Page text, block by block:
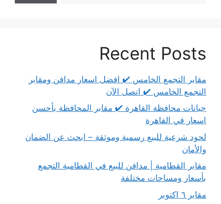
Recent Posts
مقابر التجمع الخامس ✔️ افضل اسعار مدافن ومقابر
التجمع الخامس ✔️ اتصل الآن
جبانات محافظة القاهرة ✔️ مقابر المحافظة بأحسن
اسعار في القاهرة
لحود شرعية للبيع رسمية وموثقة – ابحث عن الضمان
والأمان
مقابر القطامية | مدافن للبيع في القطامية التجمع
بأسعار ومساحات مختلفة
مقابر ٦ اكتوبر